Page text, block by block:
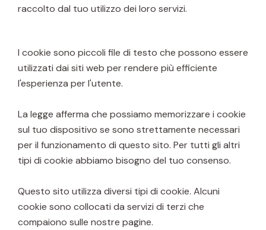
raccolto dal tuo utilizzo dei loro servizi.
I cookie sono piccoli file di testo che possono essere
utilizzati dai siti web per rendere più efficiente
l'esperienza per l'utente.
La legge afferma che possiamo memorizzare i cookie
sul tuo dispositivo se sono strettamente necessari
per il funzionamento di questo sito. Per tutti gli altri
tipi di cookie abbiamo bisogno del tuo consenso.
Questo sito utilizza diversi tipi di cookie. Alcuni
cookie sono collocati da servizi di terzi che
compaiono sulle nostre pagine.